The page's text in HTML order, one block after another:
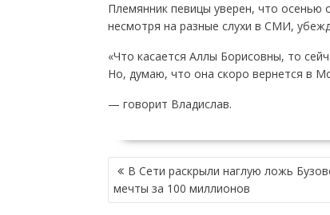
Племянник певицы уверен, что осенью
несмотря на разные слухи в СМИ,
«Что касается Аллы Борисовны, то
Но, думаю, что она скоро вернется в
— говорит Владислав.
НАВИГАЦИЯ
ПО
ЗАПИСЯМ
В Сети раскрыли наглую ложь
мечты за 100 миллионов